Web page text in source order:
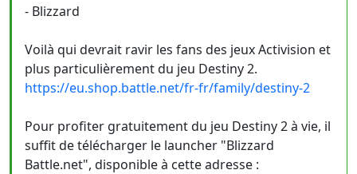
- Blizzard
Voilà qui devrait ravir les fans des jeux Activision et
plus particulièrement du jeu Destiny 2.
https://eu.shop.battle.net/fr-fr/family/destiny-2
Pour profiter gratuitement du jeu Destiny 2 à vie, il
suffit de télécharger le launcher "Blizzard
Battle.net", disponible à cette adresse :